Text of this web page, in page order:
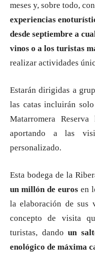
meses y, sobre todo,
experiencias
desde septiembre a
vinos o a los turistas
realizar actividades
Estarán dirigidas a
las catas incluirán
Matarromera
aportando a las
personalizado.
Esta bodega de la
un millón de euros en
la elaboración de sus
concepto de visita
turistas, dandoun
enológico de máxima